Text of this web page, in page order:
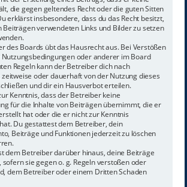
die gegen geltendes Recht oder die guten Sitten
erklärst insbesondere, dass du das Recht besitzt,
Beiträgen verwendeten Links und Bilder zu setzen
des Boards übt das Hausrecht aus. Bei Verstößen
oder anderer im Board
Regeln kann der Betreiber dich nach
oder dauerhaft von der Nutzung dieses
und dir ein Hausverbot erteilen.
Kenntnis, dass der Betreiber keine
für die Inhalte von Beiträgen übernimmt, die er
hat oder die er nicht zur Kenntnis
Du gestattest dem Betreiber, dein
Beiträge und Funktionen jederzeit zu löschen
dem Betreiber darüber hinaus, deine Beiträge
sie gegen o. g. Regeln verstoßen oder
dem Betreiber oder einem Dritten Schaden